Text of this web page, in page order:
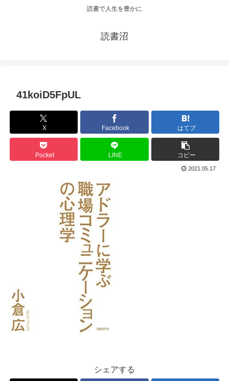
読書で人生を豊かに
読書沼
41koiD5FpUL
X Facebook はてブ
Pocket LINE コピー
2021.05.17
シェアする